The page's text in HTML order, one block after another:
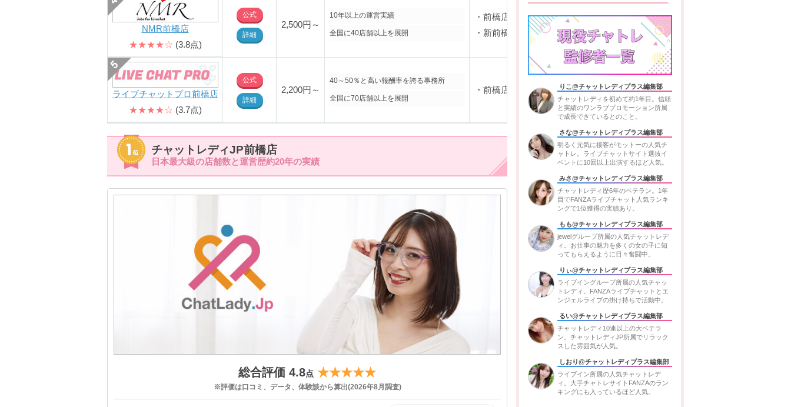
NMR前橋店
★★★★☆ (3.8点)
公式
詳細
2,500円～
10年以上の運営実績
全国に40店舗以上を展開
・前橋店
・新前橋駅前店
・週払い
・月払い
◯
ライブチャットプロ前橋店
★★★★☆ (3.7点)
公式
詳細
2,200円～
40～50％と高い報酬率を誇る事務所
全国に70店舗以上を展開
・前橋店
・日払い
・週払い
・月払い
◯
チャットレディJP前橋店
日本最大級の店舗数と運営歴約20年の実績
総合評価 4.8点 ★★★★★
※評価は口コミ、データ、体験談から算出(2026年8月調査)
りこ@チャットレディプラス編集部
チャットレディを初めて約1年目。信頼
と実績のワンラブプロモーション所属
で成長できているとのこと。
さな@チャットレディプラス編集部
明るく元気に接客がモットーの人気チ
ャトレ。ライブチャットサイト選抜イ
ベントに10回以上出演するほど人気。
みさ@チャットレディプラス編集部
チャットレディ歴6年のベテラン。1年
目でFANZAライブチャット人気ランキ
ングで1位獲得の実績あり。
もも@チャットレディプラス編集部
jewelグループ所属の人気チャットレデ
ィ。お仕事の魅力を多くの女の子に知
ってもらえるように日々奮闘中。
りぃ@チャットレディプラス編集部
ライブイングループ所属の人気チャッ
トレディ。FANZAライブチャットとエ
ンジェルライブの掛け持ちで活動中。
るい@チャットレディプラス編集部
チャットレディ10連以上の大ベテラ
ン。チャットレディJP所属でリラック
スした雰囲気が人気。
しおり@チャットレディプラス編集部
ライブイン所属の人気チャットレデ
ィ。大手チャトレサイトFANZAのラン
キングにも入っているほど人気。